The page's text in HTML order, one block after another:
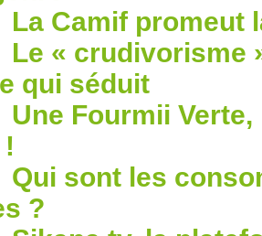
La Camif promeut
Le « crudivorisme
qui séduit
Une Fourmii
Qui sont les
?